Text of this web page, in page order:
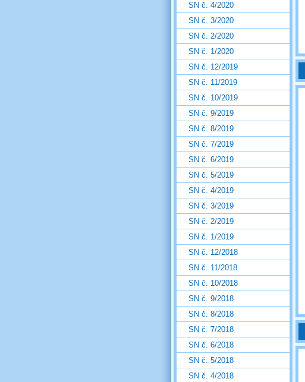
SN č. 4/2020
SN č. 3/2020
SN č. 2/2020
SN č. 1/2020
SN č. 12/2019
SN č. 11/2019
SN č. 10/2019
SN č. 9/2019
SN č. 8/2019
SN č. 7/2019
SN č. 6/2019
SN č. 5/2019
SN č. 4/2019
SN č. 3/2019
SN č. 2/2019
SN č. 1/2019
SN č. 12/2018
SN č. 11/2018
SN č. 10/2018
SN č. 9/2018
SN č. 8/2018
SN č. 7/2018
SN č. 6/2018
SN č. 5/2018
SN č. 4/2018